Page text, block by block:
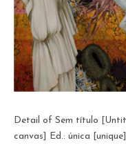
Detail of Sem título
canvas] Ed.: única